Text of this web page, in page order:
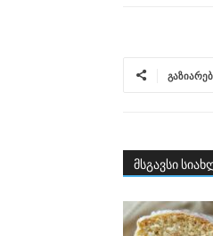
მსგავსი